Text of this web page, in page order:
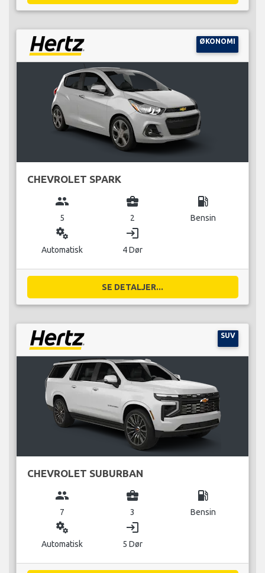
ØKONOMI
CHEVROLET SPARK
group
5
business_center
2
local_gas_station
Bensin
miscellaneous_services
Automatisk
login
4 Dør
SE DETALJER...
SUV
CHEVROLET SUBURBAN
group
7
business_center
3
local_gas_station
Bensin
miscellaneous_services
Automatisk
login
5 Dør